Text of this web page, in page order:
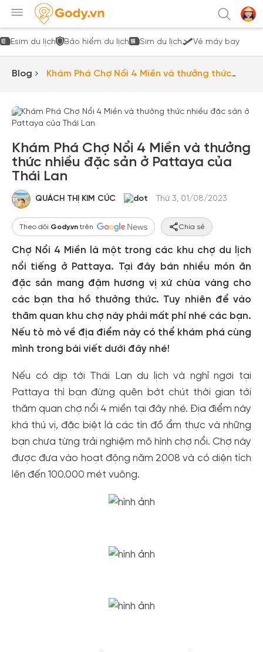
Esim du lịch Bảo hiểm du lịch Sim du lịch Vé máy bay
Blog
Khám Phá Chợ Nổi 4 Miền và thưởng thức
Khám Phá Chợ Nổi 4 Miền và thưởng
thức nhiều đặc sản ở Pattaya của
Thái Lan
QUÁCH THỊ KIM CÚC Thứ 3, 01/08/2023
Theo dõi Gody.vntrên Chia sẻ
Chợ Nổi 4 Miền là một trong các khu chợ du lịch
nổi tiếng ở Pattaya. Tại đây bán nhiều món ăn
đặc sản mang đậm hương vị xứ chùa vàng cho
các bạn tha hồ thưởng thức. Tuy nhiên để vào
thăm quan khu chợ này phải mất phí nhé các bạn.
Nếu tò mò về địa điểm này có thể khám phá cùng
mình trong bài viết dưới đây nhé!
Nếu có dịp tới Thái Lan du lịch và nghỉ ngơi tại
Pattaya thì bạn đừng quên bớt chút thời gian tới
thăm quan chợ nổi 4 miền tại đây nhé. Địa điểm này
khá thú vị, đặc biệt là các tín đồ ẩm thực và những
bạn chưa từng trải nghiệm mô hình chợ nổi. Chợ này
được đưa vào hoạt động năm 2008 và có diện tích
lên đến 100.000 mét vuông.